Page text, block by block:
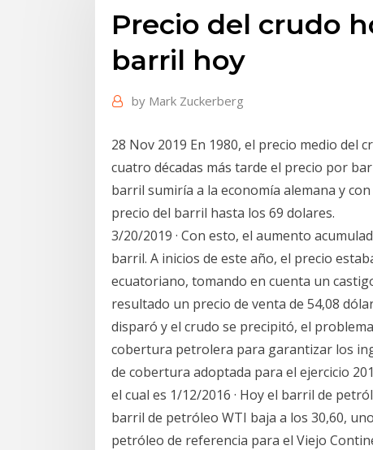
Precio del crudo
barril hoy
by Mark Zuckerberg
28 Nov 2019 En 1980, el precio medio del
cuatro décadas más tarde el precio por
barril sumiría a la economía alemana y
precio del barril hasta los 69 dolares.
3/20/2019 · Con esto, el aumento
barril. A inicios de este año, el precio
ecuatoriano, tomando en cuenta un
resultado un precio de venta de 54,08
disparó y el crudo se precipitó, el
cobertura petrolera para garantizar los
de cobertura adoptada para el ejercicio
el cual es 1/12/2016 · Hoy el barril de
barril de petróleo WTI baja a los 30,60,
petróleo de referencia para el Viejo